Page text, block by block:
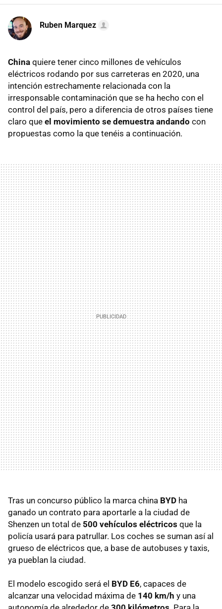
Ruben Marquez
China quiere tener cinco millones de vehículos
eléctricos rodando por sus carreteras en 2020, una
intención estrechamente relacionada con la
irresponsable contaminación que se ha hecho con el
control del país, pero a diferencia de otros países tiene
claro que el movimiento se demuestra andando con
propuestas como la que tenéis a continuación.
Tras un concurso público la marca china BYD ha
ganado un contrato para aportarle a la ciudad de
Shenzen un total de 500 vehículos eléctricos que la
policía usará para patrullar. Los coches se suman así al
grueso de eléctricos que, a base de autobuses y taxis,
ya pueblan la ciudad.
El modelo escogido será el BYD E6, capaces de
alcanzar una velocidad máxima de 140 km/h y una